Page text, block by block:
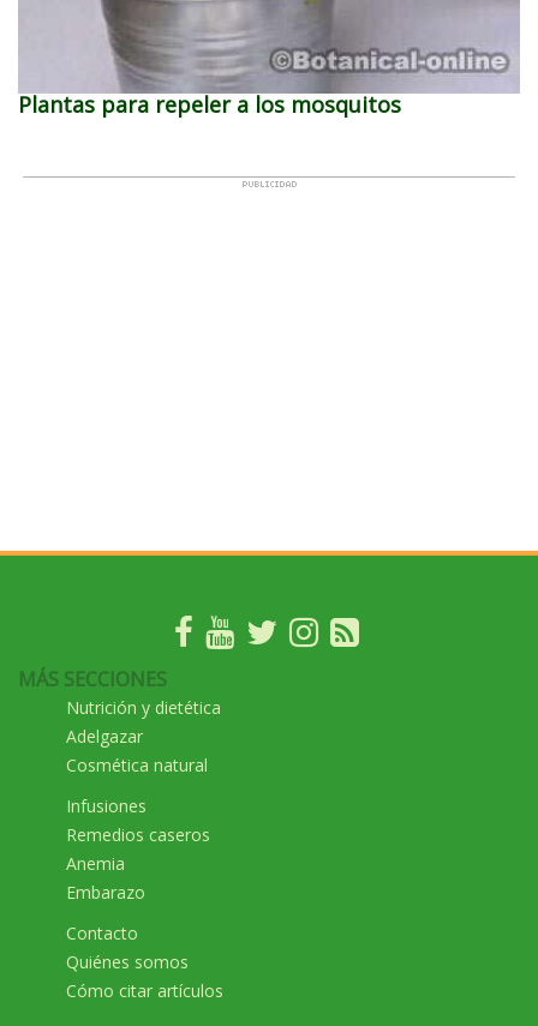
Plantas para repeler a los mosquitos
MÁS SECCIONES
Nutrición y dietética
Adelgazar
Cosmética natural
Infusiones
Remedios caseros
Anemia
Embarazo
Contacto
Quiénes somos
Cómo citar artículos